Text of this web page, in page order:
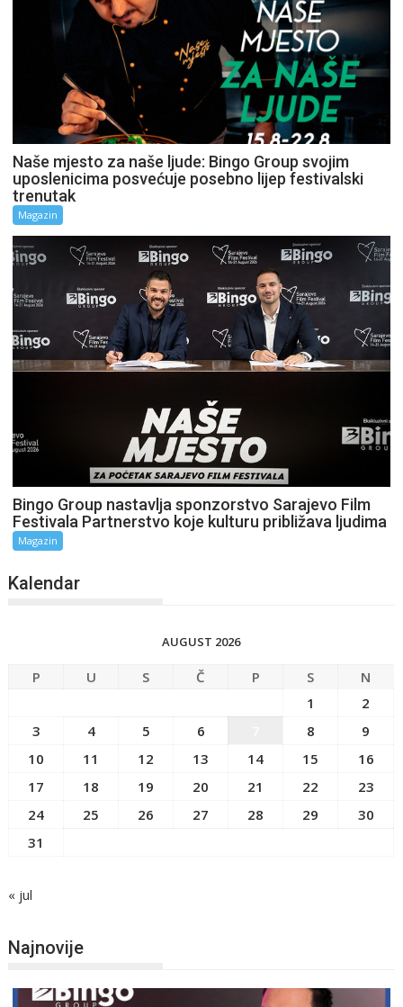
Naše mjesto za naše ljude: Bingo Group svojim
uposlenicima posvećuje posebno lijep festivalski
trenutak
Magazin
Bingo Group nastavlja sponzorstvo Sarajevo Film
Festivala Partnerstvo koje kulturu približava ljudima
Magazin
Kalendar
AUGUST 2026
P U S Č P S
N
1
2
3
4 5 6 8
9
10
11 12 13 14 15
16
17
18 19 20 21 22
23
24
25 26 27 28 29
30
31
« jul
Najnovije